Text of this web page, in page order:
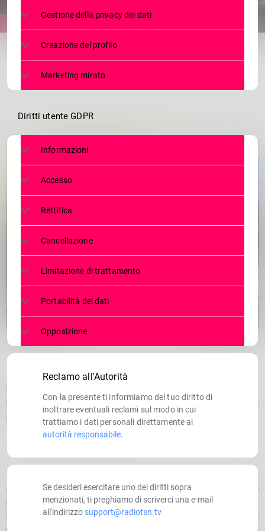
share
email
Presidente Giovanni Malanchini: “Necessario supportare l’azione
svolta dalle aggregazioni locali
“
Dalla discussione di oggi emerge la necessità di supportare le
aggregazioni rappresentate dai GAL che, oltre al loro ruolo
istituzionale, hanno saputo svolgere diverse attività extra
strategia con azioni mirate per lo sviluppo del territorio. I GAL in
Gestione della privacy dei dati
Creazione del profilo
Marketing mirato
Diritti utente GDPR
Informazioni
Accesso
Rettifica
Cancellazione
Limitazione di trattamento
Portabilità dei dati
Opposizione
Reclamo all'Autorità
Con la presente ti informiamo del tuo diritto di
inoltrare eventuali reclami sul modo in cui
trattiamo i dati personali direttamente ai
autorità responsabile.
Se desideri esercitare uno dei diritti sopra
menzionati, ti preghiamo di scriverci una e-mail
all'indirizzo support@radiotsn.tv